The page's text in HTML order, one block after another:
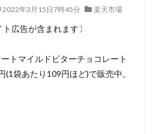
2022年3月15日7時45分 楽天市場
広告が含まれます〕
トマイルドビターチョコレート
袋あたり109円ほど)で販売中。